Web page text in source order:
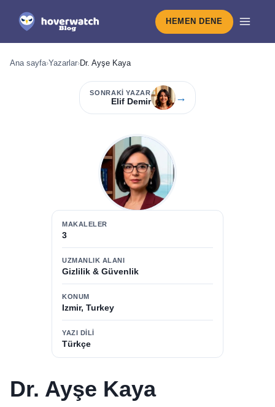
HEMEN DENE
Ana sayfa›Yazarlar›Dr. Ayşe Kaya
SONRAKI YAZAR
Elif Demir →
MAKALELER
3
UZMANLIK ALANI
Gizlilik & Güvenlik
KONUM
Izmir, Turkey
YAZI DILI
Türkçe
Dr. Ayşe Kaya